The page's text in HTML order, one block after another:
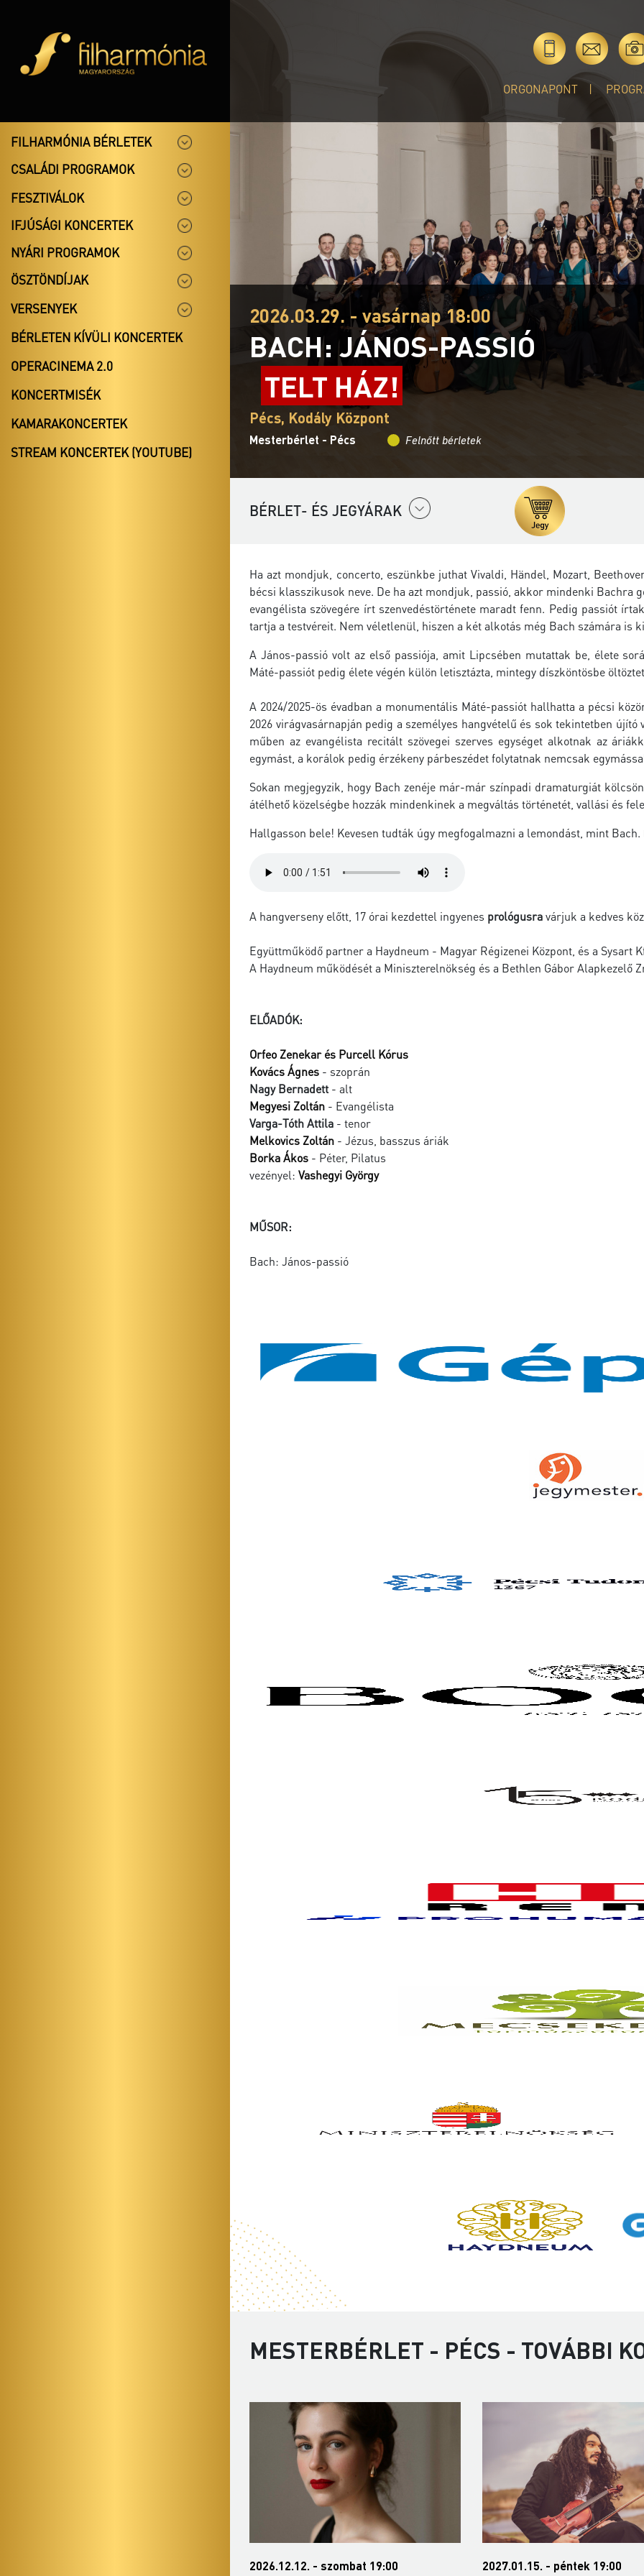
ORGONAPONT
FILHARMÓNIA BÉRLETEK
CSALÁDI PROGRAMOK
FESZTIVÁLOK
IFJÚSÁGI KONCERTEK
NYÁRI PROGRAMOK
ÖSZTÖNDÍJAK
VERSENYEK
BÉRLETEN KÍVÜLI KONCERTEK
OPERACINEMA 2.0
KONCERTMISÉK
KAMARAKONCERTEK
STREAM KONCERTEK (YOUTUBE)
2026.03.29. - vasárnap 18:00
BACH: JÁNOS-PASSIÓ
TELT HÁZ!
Pécs, Kodály Központ
Mesterbérlet - Pécs Felnőtt bérletek
BÉRLET- ÉS JEGYÁRAK
Ha azt mondjuk, concerto, eszünkbe juthat Vivaldi, Händel, Mozart,
bécsi klasszikusok neve. De ha azt mondjuk, passió, akkor mindenki Bachra
evangélista szövegére írt szenvedéstörténete maradt fenn. Pedig passiót
tartja a testvéreit. Nem véletlenül, hiszen a két alkotás még Bach számára is
A János-passió volt az első passiója, amit Lipcsében mutattak be, élete
Máté-passiót pedig élete végén külön letisztázta, mintegy díszköntösbe
A 2024/2025-ös évadban a monumentális Máté-passiót hallhatta a pécsi
2026 virágvasárnapján pedig a személyes hangvételű és sok tekintetben
műben az evangélista recitált szövegei szerves egységet alkotnak az
egymást, a korálok pedig érzékeny párbeszédet folytatnak nemcsak
Sokan megjegyzik, hogy Bach zenéje már-már színpadi dramaturgiát
átélhető közelségbe hozzák mindenkinek a megváltás történetét, vallási és
Hallgasson bele! Kevesen tudták úgy megfogalmazni a lemondást, mint
A hangverseny előtt, 17 órai kezdettel ingyenes prológusravárjuk a kedves
Együttműködő partner a Haydneum - Magyar Régizenei Központ, és a Sysart
A Haydneum működését a Miniszterelnökség és a Bethlen Gábor Alapkezelő
ELŐADÓK:
Orfeo Zenekar és Purcell Kórus
Kovács Ágnes - szoprán
Nagy Bernadett- alt
Megyesi Zoltán - Evangélista
Varga-Tóth Attila - tenor
Melkovics Zoltán - Jézus, basszus áriák
Borka Ákos - Péter, Pilatus
vezényel: Vashegyi György
MŰSOR:
Bach: János-passió
MESTERBÉRLET - PÉCS - TOVÁBBI
2027.01.15. - péntek 19:00 2027.03.07. - vasárnap 18:00